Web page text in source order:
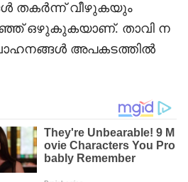
തകർന്ന് വീഴുകയും
ഒഴുകുകയാണ്. താവി ന
അപകടത്തിൽ